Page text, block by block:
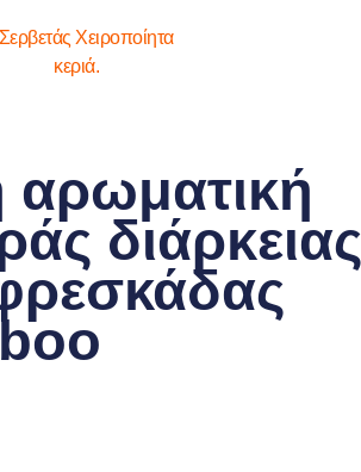
αρωματική
διάρκειας